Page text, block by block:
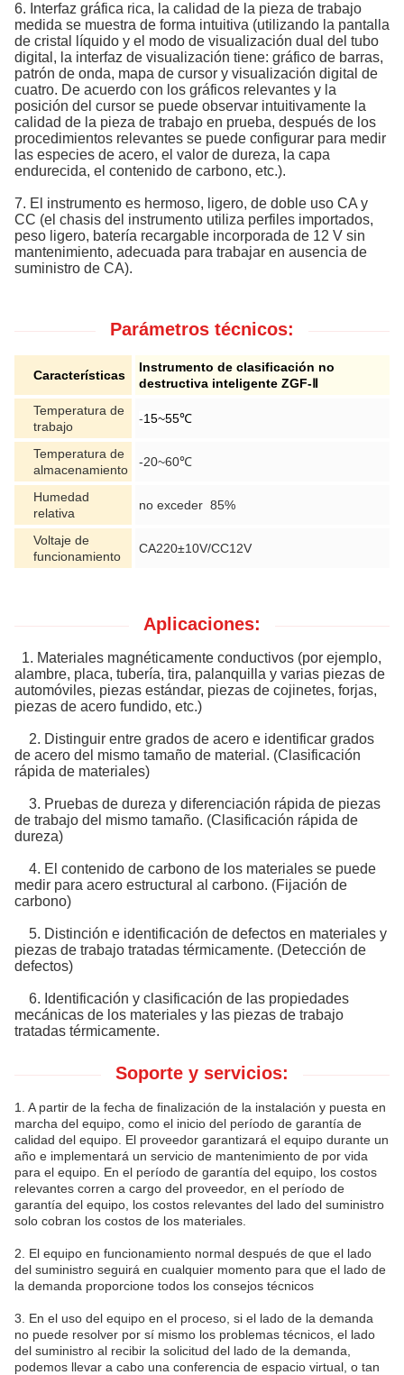
6. Interfaz gráfica rica, la calidad de la pieza de trabajo
medida se muestra de forma intuitiva (utilizando la pantalla
de cristal líquido y el modo de visualización dual del tubo
digital, la interfaz de visualización tiene: gráfico de barras,
patrón de onda, mapa de cursor y visualización digital de
cuatro. De acuerdo con los gráficos relevantes y la
posición del cursor se puede observar intuitivamente la
calidad de la pieza de trabajo en prueba, después de los
procedimientos relevantes se puede configurar para medir
las especies de acero, el valor de dureza, la capa
endurecida, el contenido de carbono, etc.).
7. El instrumento es hermoso, ligero, de doble uso CA y
CC (el chasis del instrumento utiliza perfiles importados,
peso ligero, batería recargable incorporada de 12 V sin
mantenimiento, adecuada para trabajar en ausencia de
suministro de CA).
Parámetros técnicos:
Características
Instrumento de clasificación no
destructiva inteligente ZGF-Ⅱ
Temperatura de
trabajo
-15~55℃
Temperatura de
almacenamiento
-20~60℃
Humedad
relativa
no exceder 85%
Voltaje de
funcionamiento
CA220±10V/CC12V
Aplicaciones:
1. Materiales magnéticamente conductivos (por ejemplo,
alambre, placa, tubería, tira, palanquilla y varias piezas de
automóviles, piezas estándar, piezas de cojinetes, forjas,
piezas de acero fundido, etc.)
2. Distinguir entre grados de acero e identificar grados
de acero del mismo tamaño de material. (Clasificación
rápida de materiales)
3. Pruebas de dureza y diferenciación rápida de piezas
de trabajo del mismo tamaño. (Clasificación rápida de
dureza)
4. El contenido de carbono de los materiales se puede
medir para acero estructural al carbono. (Fijación de
carbono)
5. Distinción e identificación de defectos en materiales y
piezas de trabajo tratadas térmicamente. (Detección de
defectos)
6. Identificación y clasificación de las propiedades
mecánicas de los materiales y las piezas de trabajo
tratadas térmicamente.
Soporte y servicios:
1. A partir de la fecha de finalización de la instalación y puesta en
marcha del equipo, como el inicio del período de garantía de
calidad del equipo. El proveedor garantizará el equipo durante un
año e implementará un servicio de mantenimiento de por vida
para el equipo. En el período de garantía del equipo, los costos
relevantes corren a cargo del proveedor, en el período de
garantía del equipo, los costos relevantes del lado del suministro
solo cobran los costos de los materiales.
2. El equipo en funcionamiento normal después de que el lado
del suministro seguirá en cualquier momento para que el lado de
la demanda proporcione todos los consejos técnicos
3. En el uso del equipo en el proceso, si el lado de la demanda
no puede resolver por sí mismo los problemas técnicos, el lado
del suministro al recibir la solicitud del lado de la demanda,
podemos llevar a cabo una conferencia de espacio virtual, o tan